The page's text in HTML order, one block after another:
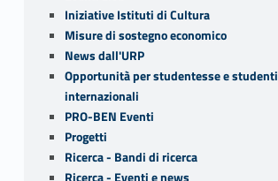
Iniziative Istituti di Cultura
Misure di sostegno economico
News dall'URP
Opportunità per studentesse e studenti
internazionali
PRO-BEN Eventi
Progetti
Ricerca - Bandi di ricerca